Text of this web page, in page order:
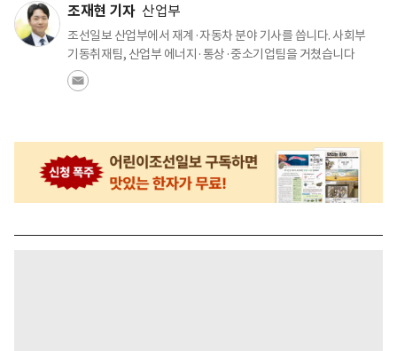
조재현 기자 산업부
조선일보 산업부에서 재계·자동차 분야 기사를 씁니다. 사회부
기동취재팀, 산업부 에너지·통상·중소기업팀을 거쳤습니다